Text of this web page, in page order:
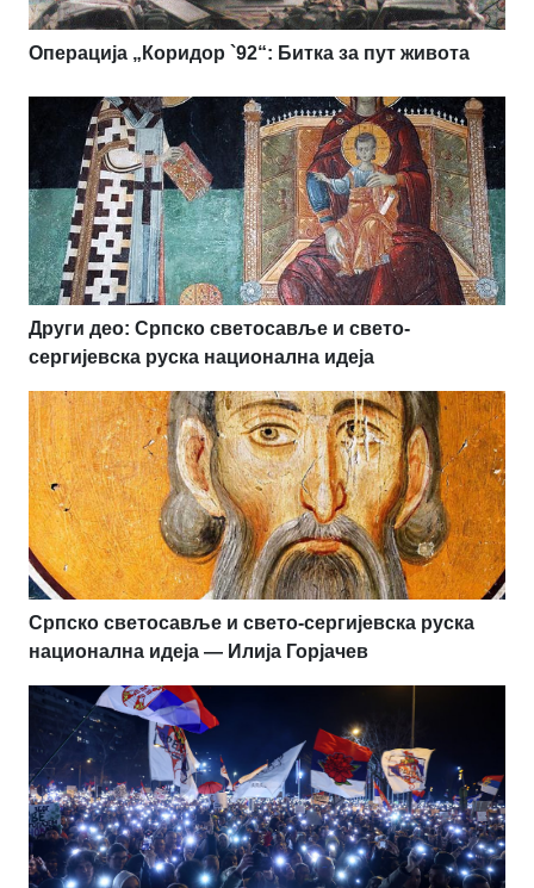
Операција „Коридор `92“: Битка за пут живота
Други део: Српско светосавље и свето-
сергијевска руска национална идеја
Српско светосавље и свето-сергијевска руска
национална идеја — Илија Горјачев